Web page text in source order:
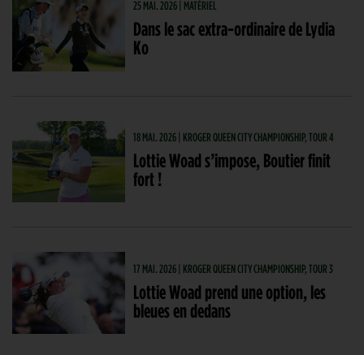
25 MAI. 2026 | MATÉRIEL
Dans le sac extra-ordinaire de Lydia
Ko
18 MAI. 2026 | KROGER QUEEN CITY CHAMPIONSHIP, TOUR 4
Lottie Woad s’impose, Boutier finit
fort !
17 MAI. 2026 | KROGER QUEEN CITY CHAMPIONSHIP, TOUR 3
Lottie Woad prend une option, les
bleues en dedans